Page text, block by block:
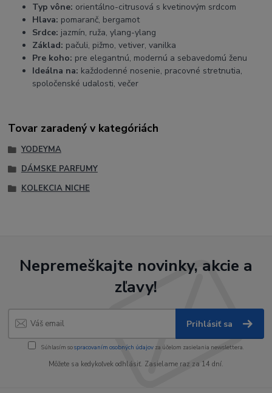
Typ vône: orientálno-citrusová s kvetinovým srdcom
Hlava: pomaranč, bergamot
Srdce: jazmín, ruža, ylang-ylang
Základ: pačuli, pižmo, vetiver, vanilka
Pre koho: pre elegantnú, modernú a sebavedomú ženu
Ideálna na: každodenné nosenie, pracovné stretnutia,
spoločenské udalosti, večer
Tovar zaradený v kategóriách
YODEYMA
DÁMSKE PARFUMY
KOLEKCIA NICHE
Nepremeškajte novinky, akcie a
zľavy!
Prihlásiť sa
Súhlasím sospracovaním osobných údajov za účelom zasielania newslettera.
Môžete sa kedykoľvek odhlásiť. Zasielame raz za 14 dní.